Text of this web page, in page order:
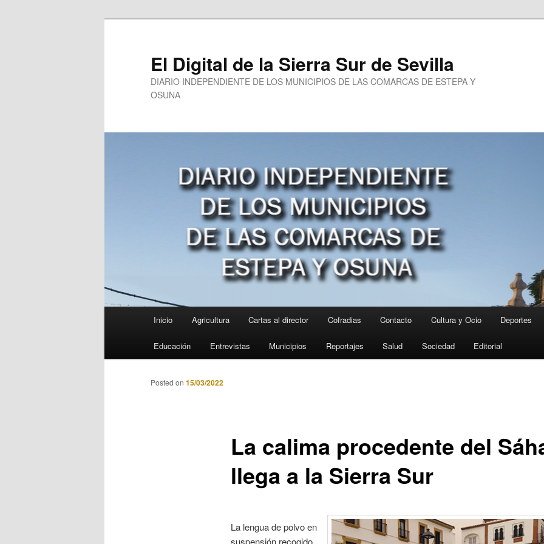
El Digital de la Sierra Sur de Sevilla
DIARIO INDEPENDIENTE DE LOS MUNICIPIOS DE LAS COMARCAS DE ESTEPA Y
OSUNA
Inicio Agricultura Cartas al director Cofradias Contacto Cultura y Ocio Deportes
Educación Entrevistas Municipios Reportajes Salud Sociedad Editorial
La calima procedente del
llega a la Sierra Sur
Posted on 15/03/2022
La lengua de polvo en
suspensión recogido